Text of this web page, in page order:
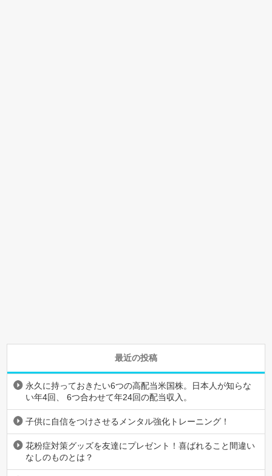
最近の投稿
永久に持っておきたい6つの高配当米国株。日本人が知らな
い年4回、 6つ合わせて年24回の配当収入。
子供に自信をつけさせるメンタル強化トレーニング！
花粉症対策グッズを友達にプレゼント！喜ばれること間違い
なしのものとは？